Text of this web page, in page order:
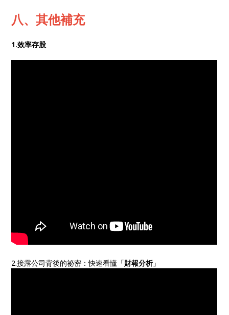
八、其他補充
1.效率存股
2.接露公司背後的祕密：快速看懂「財報分析」